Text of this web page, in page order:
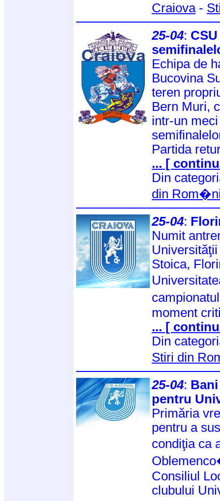
Craiova-
25-04:
Echipa de
Bucovina
teren
Bern Muri,
intr-un
Partida
... [
Din
din
25-04:
Numit
Stoica,
moment
... [
Din
Stiri din
25-04:
pentru
Primăria
pentru a
condiţia ca
Consiliul
clubului